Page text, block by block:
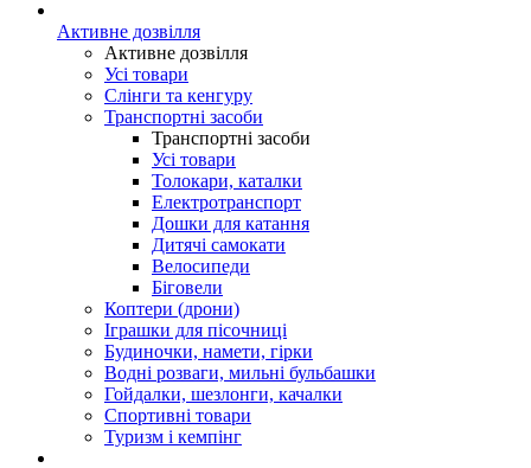
Активне дозвілля
Активне дозвілля
Усі товари
Слінги та кенгуру
Транспортні засоби
Транспортні засоби
Усі товари
Толокари, каталки
Електротранспорт
Дошки для катання
Дитячі самокати
Велосипеди
Біговели
Коптери (дрони)
Іграшки для пісочниці
Будиночки, намети, гірки
Водні розваги, мильні бульбашки
Гойдалки, шезлонги, качалки
Спортивні товари
Туризм і кемпінг